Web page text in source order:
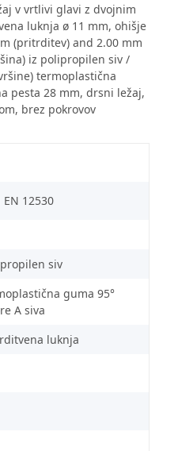
v vrtlivi glavi z dvojnim
luknja ø 11 mm, ohišje
(pritrditev) and 2.00 mm
iz polipropilen siv /
termoplastična
pesta 28 mm, drsni ležaj,
brez pokrovov
EN 12530
siv
guma 95°
A siva
luknja